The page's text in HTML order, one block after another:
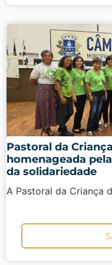
Pastoral da
homenageada
da solidariedade
A Pastoral da Criança